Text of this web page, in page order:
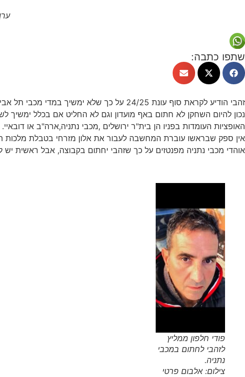
שתפו כתבה:
זהבי הודיע לקראת סוף עונת 24/25 על כך שלא ימשיך במדי מכבי תל אביב , אך מעבר לכך לא הוסיף.
נכון להיום השחקן לא חתום באף מועדון וגם לא החליט אם בכלל ימשיך
האופציות העומדות בפניו הן בית"ר ירושלים ,מכבי נתניה,ארה"ב או דובאיי.
אין ספק שבראשו עוברת המחשבה לעבור את אלון מזרחי בטבלת
אוהדי מכבי נתניה מפנטזים על כך שזהבי יחתום בקבוצה, אבל ראשית יש
פודי חלפון ממליץ
לזהבי לחתום במכבי
נתניה.
צילום: אלבום פרטי